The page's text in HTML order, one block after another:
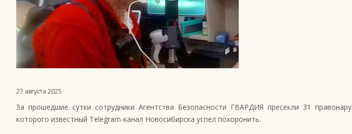
27 августа 2025
За прошедшие сутки сотрудники Агентства Безопасности ГВАРДИЯ пресекли 31
которого известный Telegram-канал Новосибирска успел похоронить.